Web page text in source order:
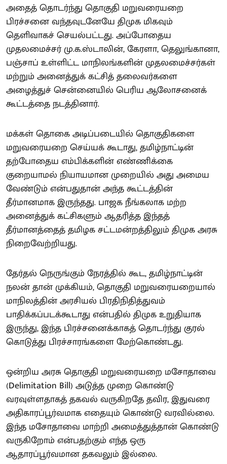
அதைத் தொடர்ந்து தொகுதி மறுவரையறை
பிரச்சனை வந்தவுடனேயே திமுக மிகவும்
தெளிவாகச் செயல்பட்டது. அப்போதைய
முதலமைச்சர் மு.க.ஸ்டாலின், கேரளா, தெலுங்கானா,
பஞ்சாப் உள்ளிட்ட மாநிலங்களின் முதலமைச்சர்கள்
மற்றும் அனைத்துக் கட்சித் தலைவர்களை
அழைத்துச் சென்னையில் பெரிய ஆலோசனைக்
கூட்டத்தை நடத்தினார்.
மக்கள் தொகை அடிப்படையில் தொகுதிகளை
மறுவரையறை செய்யக் கூடாது, தமிழ்நாட்டின்
தற்போதைய எம்பிக்களின் எண்ணிக்கை
குறையாமல் நியாயமான முறையில் அது அமைய
வேண்டும் என்பதுதான் அந்த கூட்டத்தின்
தீர்மானமாக இருந்தது. பாஜக நீங்கலாக மற்ற
அனைத்துக் கட்சிகளும் ஆதரித்த இந்தத்
தீர்மானத்தைத் தமிழக சட்டமன்றத்திலும் திமுக அரசு
நிறைவேற்றியது.
தேர்தல் நெருங்கும் நேரத்தில் கூட, தமிழ்நாட்டின்
நலன் தான் முக்கியம், தொகுதி மறுவரையறையால்
மாநிலத்தின் அரசியல் பிரதிநிதித்துவம்
பாதிக்கப்படக்கூடாது என்பதில் திமுக உறுதியாக
இருந்து, இந்த பிரச்சனைக்காகத் தொடர்ந்து குரல்
கொடுத்து பிரச்சாரங்களை மேற்கொண்டது.
ஒன்றிய அரசு தொகுதி மறுவரையறை மசோதாவை
(Delimitation Bill) அடுத்த முறை கொண்டு
வரவுள்ளதாகத் தகவல் வருகிறதே தவிர, இதுவரை
அதிகாரப்பூர்வமாக எதையும் கொண்டு வரவில்லை.
இந்த மசோதாவை மாற்றி அமைத்துத்தான் கொண்டு
வருகிறோம் என்பதற்கும் எந்த ஒரு
ஆதாரப்பூர்வமான தகவலும் இல்லை.